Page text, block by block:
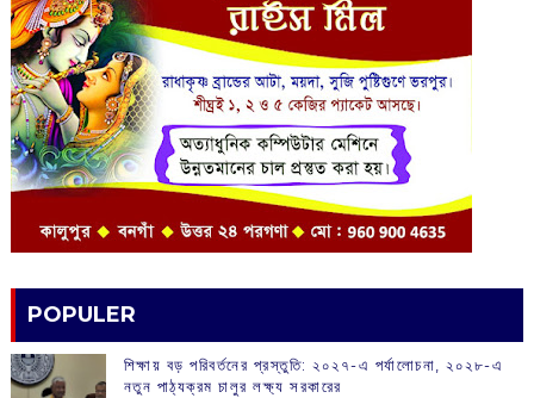
POPULER
শিক্ষায় বড় পরিবর্তনের প্রস্তুতি: ২০২৭-এ পর্যালোচনা, ২০২৮-এ
নতুন পাঠ্যক্রম চালুর লক্ষ্য সরকারের